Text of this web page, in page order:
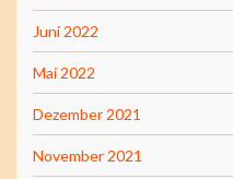
Juni 2022
Mai 2022
Dezember 2021
November 2021